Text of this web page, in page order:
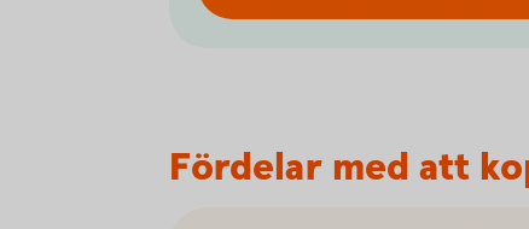
Fördelar med att